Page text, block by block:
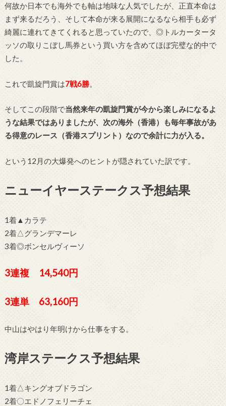
何故か日本でも海外でも軸は地味な人気でしたが、正直本命は
まず来るだろう、そして本命が来る展開になるなら相手も必ず
綺麗に連れてきてくれると思っていたので、◎トルカータータ
ッソの取りこぼし馬券という買い方を含めてほぼ完璧な的中で
した。
これで凱旋門賞は7戦6勝。
そしてこの段階で当然来年の凱旋門賞が今から楽しみになるよ
うな結果ではありましたが、次の海外（香港）も毎年事故があ
る得意のレース（香港スプリント）なので余計に力が入る。
という12月の大爆発へのヒントが隠されていた訳です。
ニューイヤーステークス予想結果
1着▲カラテ
2着△グランデマーレ
3着◎ボンセルヴィーソ
3連複 14,540円
3連単 63,160円
中山はやはり年明けから仕事をする。
湾岸ステークス予想結果
1着△キングオブドラゴン
2着〇エドノフェリーチェ